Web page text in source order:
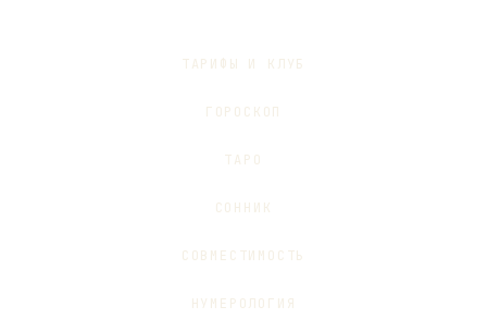
ТАРИФЫ И КЛУБ
ГОРОСКОП
ТАРО
СОННИК
СОВМЕСТИМОСТЬ
НУМЕРОЛОГИЯ